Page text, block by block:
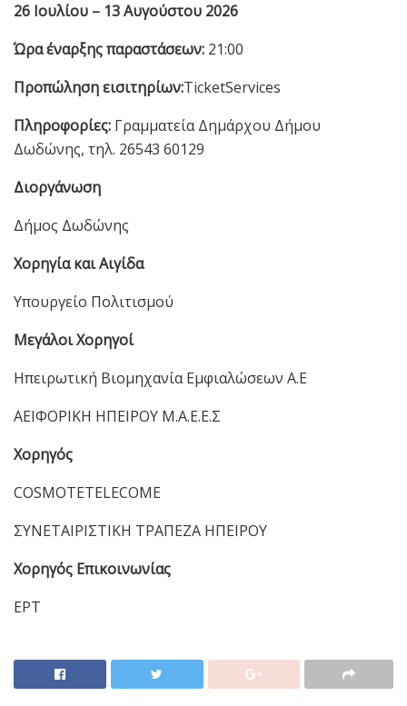
26 Ιουλίου – 13 Αυγούστου 2026
Ώρα έναρξης παραστάσεων: 21:00
Προπώληση εισιτηρίων:TicketServices
Πληροφορίες: Γραμματεία Δημάρχου Δήμου
Δωδώνης, τηλ. 26543 60129
Διοργάνωση
Δήμος Δωδώνης
Χορηγία και Αιγίδα
Υπουργείο Πολιτισμού
Μεγάλοι Χορηγοί
Ηπειρωτική Βιομηχανία Εμφιαλώσεων Α.Ε
ΑΕΙΦΟΡΙΚΗ ΗΠΕΙΡΟΥ Μ.Α.Ε.Ε.Σ
Χορηγός
COSMOTETELECOME
ΣΥΝΕΤΑΙΡΙΣΤΙΚΗ ΤΡΑΠΕΖΑ ΗΠΕΙΡΟΥ
Χορηγός Επικοινωνίας
ΕΡΤ